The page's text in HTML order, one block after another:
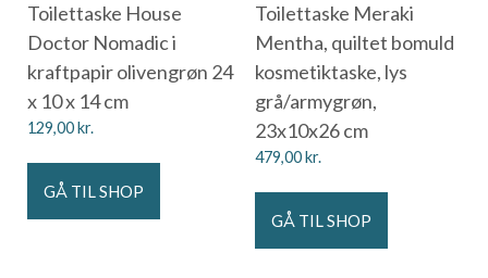
Toilettaske House
Doctor Nomadic i
kraftpapir olivengrøn 24
x 10 x 14 cm
129,00kr.
GÅ TIL SHOP
Toilettaske Meraki
Mentha, quiltet bomuld
kosmetiktaske, lys
grå/armygrøn,
23x10x26 cm
479,00kr.
GÅ TIL SHOP